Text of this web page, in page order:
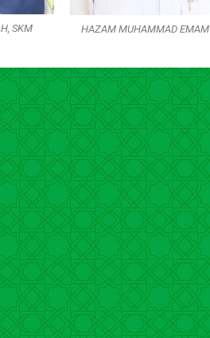
SKM HAZAM MUHAMMAD EMAM